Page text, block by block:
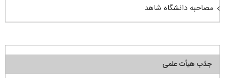
مصاحبه دانشگاه شاهد
جذب هیأت علمی